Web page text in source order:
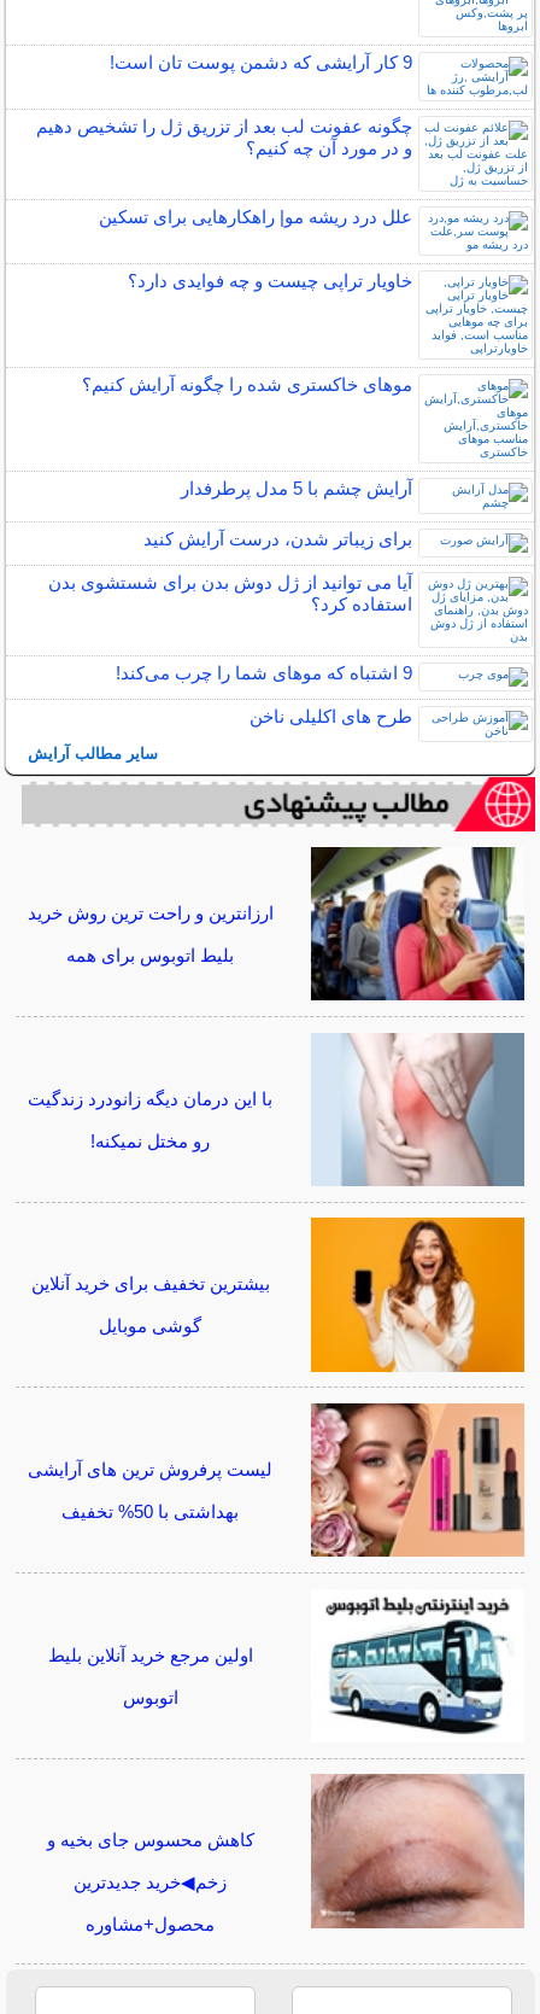
9 کار آرایشی که دشمن پوست تان است!
چگونه عفونت لب بعد از تزریق ژل را تشخیص دهیم
و در مورد آن چه کنیم؟
علل درد ریشه مو| راهکارهایی برای تسکین
خاویار تراپی چیست و چه فوایدی دارد؟
موهای خاکستری شده را چگونه آرایش کنیم؟
آرایش چشم با 5 مدل پرطرفدار
برای زیباتر شدن، درست آرایش کنید
آیا می توانید از ژل دوش بدن برای شستشوی بدن
استفاده کرد؟
9 اشتباه که موهای شما را چرب می‌کند!
طرح های اکلیلی ناخن
سایر مطالب آرایش
ارزانترین و راحت ترین روش خرید
بلیط اتوبوس برای همه
با این درمان دیگه زانودرد زندگیت
رو مختل نمیکنه!
بیشترین تخفیف برای خرید آنلاین
گوشی موبایل
لیست پرفروش ترین های آرایشی
بهداشتی با 50% تخفیف
اولین مرجع خرید آنلاین بلیط
اتوبوس
کاهش محسوس جای بخیه و
زخم◀خرید جدیدترین
محصول+مشاوره